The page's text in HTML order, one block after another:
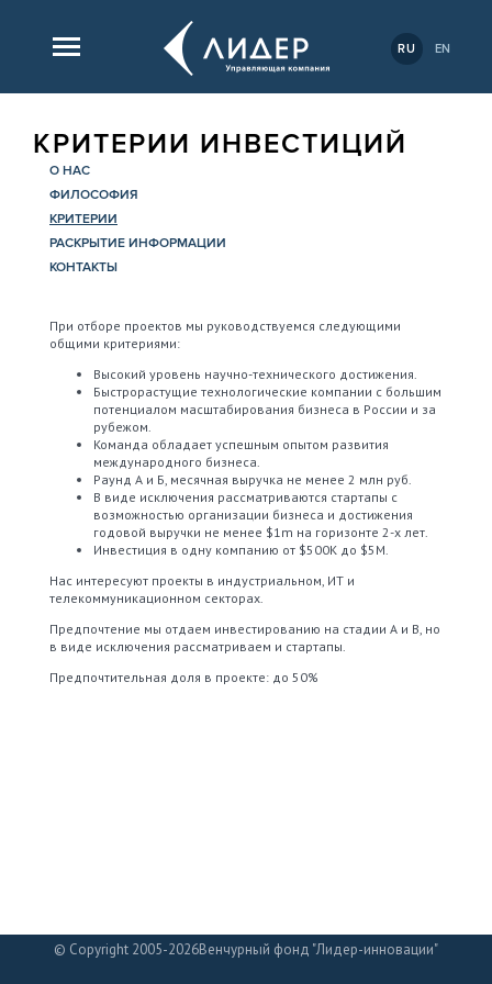
RU EN
КРИТЕРИИ ИНВЕСТИЦИЙ
О НАС
ФИЛОСОФИЯ
КРИТЕРИИ
РАСКРЫТИЕ ИНФОРМАЦИИ
КОНТАКТЫ
При отборе проектов мы руководствуемся следующими
общими критериями:
Высокий уровень научно-технического достижения.
Быстрорастущие технологические компании с большим
потенциалом масштабирования бизнеса в России и за
рубежом.
Команда обладает успешным опытом развития
международного бизнеса.
Раунд А и Б, месячная выручка не менее 2 млн руб.
В виде исключения рассматриваются стартапы с
возможностью организации бизнеса и достижения
годовой выручки не менее $1m на горизонте 2-х лет.
Инвестиция в одну компанию от $500K до $5M.
Нас интересуют проекты в индустриальном, ИТ и
телекоммуникационном секторах.
Предпочтение мы отдаем инвестированию на стадии А и B, но
в виде исключения рассматриваем и стартапы.
Предпочтительная доля в проекте: до 50%
© Copyright 2005-2026Венчурный фонд "Лидер-инновации"